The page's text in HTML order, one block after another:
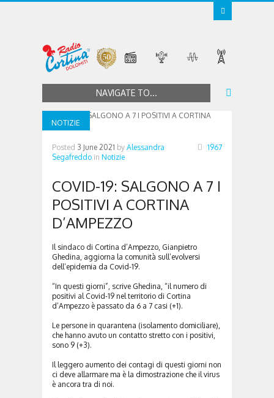
NAVIGATE TO...
NOTIZIE
Posted 3 June 2021 by Alessandra
Segafreddo in Notizie
1967
COVID-19: SALGONO A 7 I
POSITIVI A CORTINA
D’AMPEZZO
Il sindaco di Cortina d’Ampezzo, Gianpietro
Ghedina, aggiorna la comunità sull’evolversi
dell’epidemia da Covid-19.
“In questi giorni”, scrive Ghedina, “il numero di
positivi al Covid-19 nel territorio di Cortina
d’Ampezzo è passato da 6 a 7 casi (+1).
Le persone in quarantena (isolamento domiciliare),
che hanno avuto un contatto stretto con i positivi,
sono 9 (+3).
Il leggero aumento dei contagi di questi giorni non
ci deve allarmare ma è la dimostrazione che il virus
è ancora tra di noi.